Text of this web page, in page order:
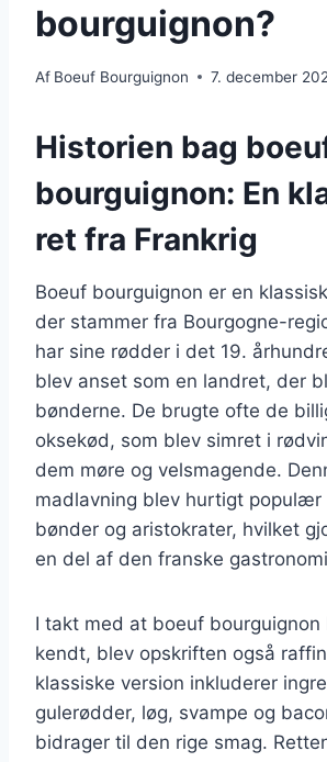
bourguignon?
Af Boeuf Bourguignon 7. december
Historien bag
bourguignon: En
ret fra Frankrig
Boeuf bourguignon er en
der stammer fra Bourgogne-
har sine rødder i det 19.
blev anset som en landret, der
bønderne. De brugte ofte de
oksekød, som blev simret i
dem møre og velsmagende.
madlavning blev hurtigt
bønder og aristokrater, hvilket
en del af den franske
I takt med at boeuf bourguignon
kendt, blev opskriften også
klassiske version inkluderer
gulerødder, løg, svampe og
bidrager til den rige smag.